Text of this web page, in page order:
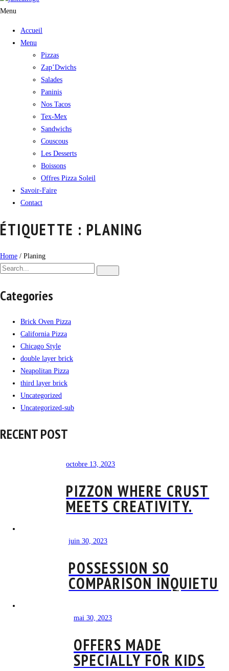
Menu
Accueil
Menu
Pizzas
Zap’Dwichs
Salades
Paninis
Nos Tacos
Tex-Mex
Sandwichs
Couscous
Les Desserts
Boissons
Offres Pizza Soleil
Savoir-Faire
Contact
ÉTIQUETTE : PLANING
Home / Planing
Categories
Brick Oven Pizza
California Pizza
Chicago Style
double layer brick
Neapolitan Pizza
third layer brick
Uncategorized
Uncategorized-sub
RECENT POST
octobre 13, 2023
PIZZON WHERE CRUST
MEETS CREATIVITY.
juin 30, 2023
POSSESSION SO
COMPARISON INQUIETU
mai 30, 2023
OFFERS MADE
SPECIALLY FOR KIDS